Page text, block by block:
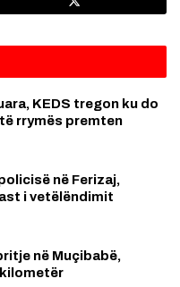
KEDS tregon ku do
rrymës premten
në Ferizaj,
i vetëlëndimit
në Muçibabë,
kilometër